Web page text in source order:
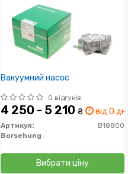
Вакуумний насос
0 відгуків
4 250 - 5 210 ₴ від 0 дн.
Артикул:
B18800
Borsehung
Вибрати ціну